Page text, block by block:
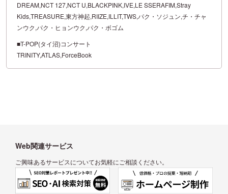
DREAM,NCT 127,NCT U,BLACKPINK,IVE,LE SSERAFIM,Stray
Kids,TREASURE,東方神起,RIIZE,ILLIT,TWS,パク・ソジュン,チ・チャ
ンウク,パク・ヒョンウク,パク・ボゴム
■T-POP(タイ沼)コンサート
TRINITY,ATLAS,ForceBook
Web関連サービス
ご興味あるサービスについてお気軽にご相談ください。